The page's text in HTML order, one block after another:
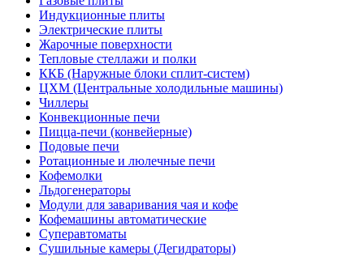
Индукционные плиты
Электрические плиты
Жарочные поверхности
Тепловые стеллажи и полки
ККБ (Наружные блоки сплит-систем)
ЦХМ (Центральные холодильные машины)
Чиллеры
Конвекционные печи
Пицца-печи (конвейерные)
Подовые печи
Ротационные и люлечные печи
Кофемолки
Льдогенераторы
Модули для заваривания чая и кофе
Кофемашины автоматические
Суперавтоматы
Сушильные камеры (Дегидраторы)